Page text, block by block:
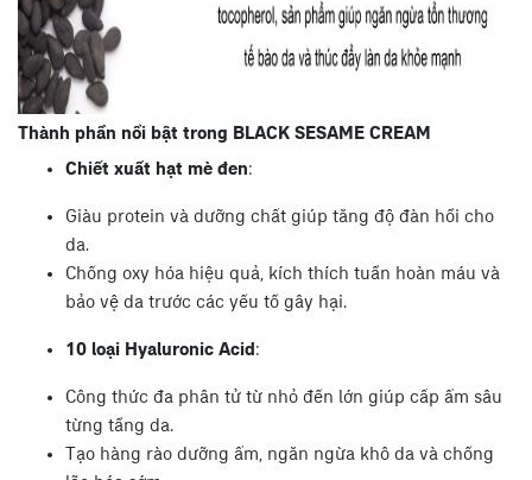
Thành phần nổi bật trong BLACK SESAME CREAM
Chiết xuất hạt mè đen:
Giàu protein và dưỡng chất giúp tăng độ đàn hồi cho
da.
Chống oxy hóa hiệu quả, kích thích tuần hoàn máu và
bảo vệ da trước các yếu tố gây hại.
10 loại Hyaluronic Acid :
Công thức đa phân tử từ nhỏ đến lớn giúp cấp ẩm sâu
từng tầng da.
Tạo hàng rào dưỡng ẩm, ngăn ngừa khô da và chống